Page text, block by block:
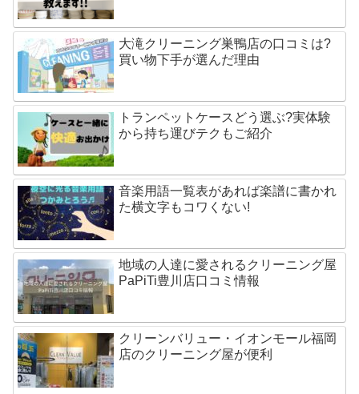
大滝クリーニング巣鴨店の口コミは?
買い物下手が選んだ理由
トランペットケースどう選ぶ?実体験
から持ち運びテクもご紹介
音楽用語一覧表があれば楽譜に書かれ
た横文字もコワくない!
地域の人達に愛されるクリーニング屋
PaPiTi豊川店口コミ情報
クリーンバリュー・イオンモール福岡
店のクリーニング屋が便利